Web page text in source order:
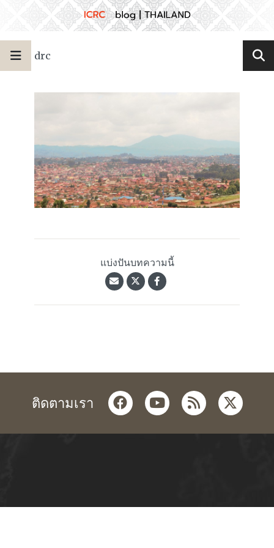
drc
แบ่งปันบทความนี้
ติดตามเรา facebookyoutube
rss twitter